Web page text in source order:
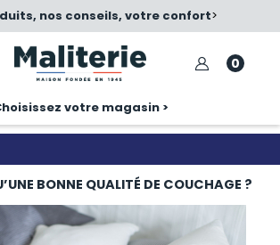
nos conseils, votre confort>
0
votre magasin >
BONNE QUALITÉ DE COUCHAGE ?